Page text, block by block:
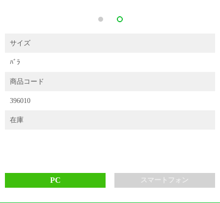
サイズ
ﾊﾞﾗ
商品コード
396010
在庫
スマートフォン
PC